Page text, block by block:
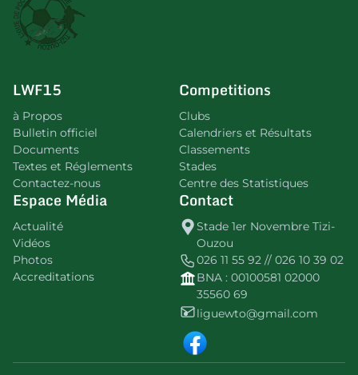
LWF15
à Propos
Bulletin officiel
Documents
Textes et Réglements
Contactez-nous
Competitions
Clubs
Calendriers et Résultats
Classements
Stades
Centre des Statistiques
Espace Média
Actualité
Vidéos
Photos
Accreditations
Contact
Stade 1er Novembre Tizi-
Ouzou
026 11 55 92 // 026 10 39 02
BNA : 00100581 02000
35560 69
liguewto@gmail.com